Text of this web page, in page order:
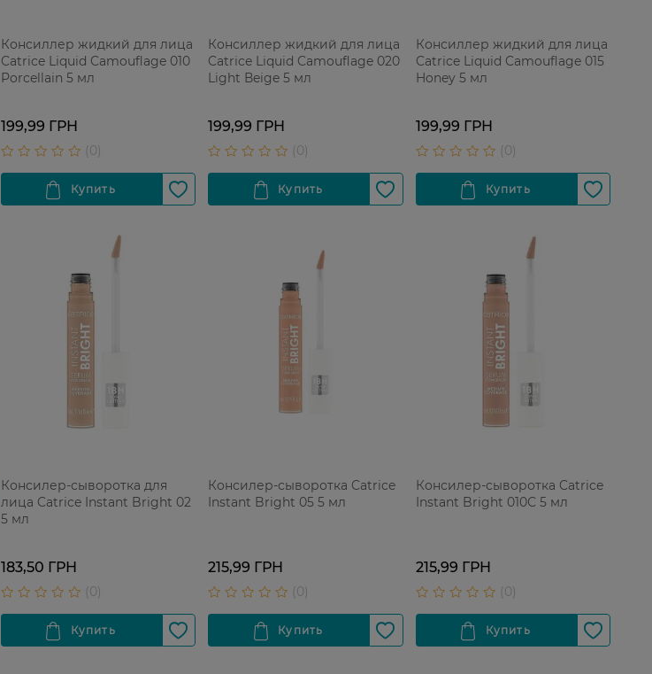
Консиллер жидкий для лица
Catrice Liquid Camouflage 010
Porcellain 5 мл
199,99 ГРН
Консиллер жидкий для лица
Catrice Liquid Camouflage 020
Light Вeige 5 мл
199,99 ГРН
Консиллер жидкий для лица
Catrice Liquid Camouflage 015
Honey 5 мл
199,99 ГРН
Консилер-сыворотка для
лица Catrice Instant Bright 02
5 мл
183,50 ГРН
Консилер-сыворотка Catrice
Instant Bright 05 5 мл
215,99 ГРН
Консилер-сыворотка Catrice
Instant Bright 010С 5 мл
215,99 ГРН